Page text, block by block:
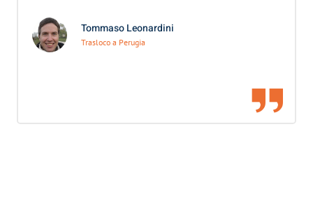
Tommaso Leonardini
Trasloco a Perugia